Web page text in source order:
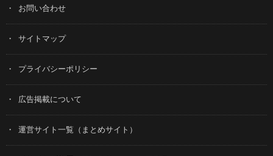
お問い合わせ
サイトマップ
プライバシーポリシー
広告掲載について
運営サイト一覧（まとめサイト）